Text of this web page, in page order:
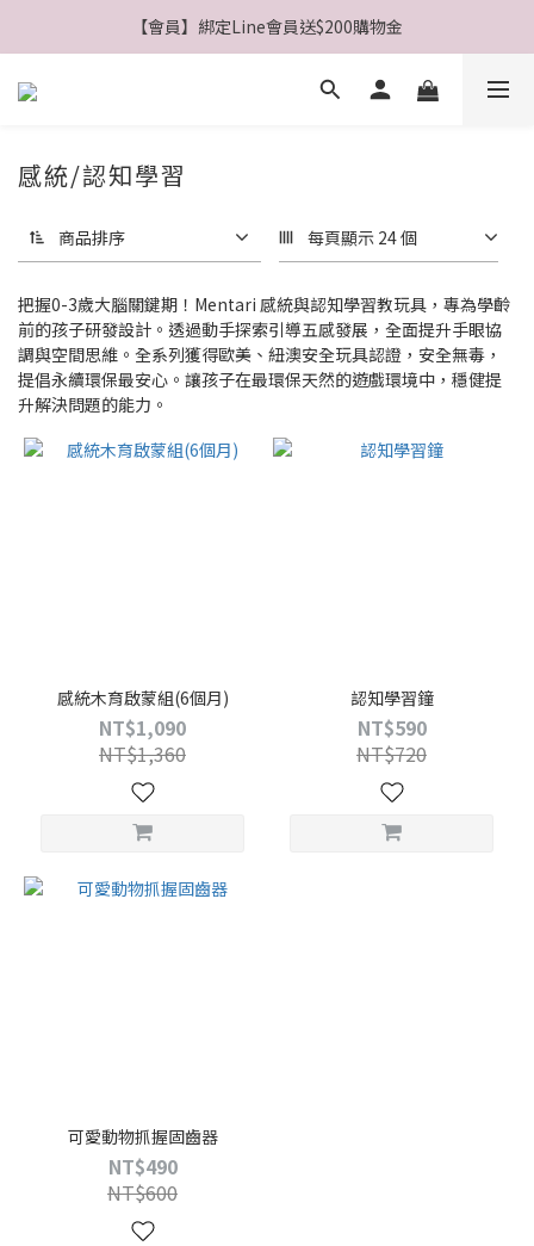
【公告】4/21(二)起 價格調整事宜
【會員】綁定Line會員送$200購物金
【會員】註冊會員最高送$８００購物金
感統/認知學習
商品排序 每頁顯示 24 個
把握0-3歲大腦關鍵期！Mentari 感統與認知學習教玩具，專為學齡
前的孩子研發設計。透過動手探索引導五感發展，全面提升手眼協
調與空間思維。全系列獲得歐美、紐澳安全玩具認證，安全無毒，
提倡永續環保最安心。讓孩子在最環保天然的遊戲環境中，穩健提
升解決問題的能力。
感統木育啟蒙組(6個月)
NT$1,090
NT$1,360
認知學習鐘
NT$590
NT$720
可愛動物抓握固齒器
NT$490
NT$600